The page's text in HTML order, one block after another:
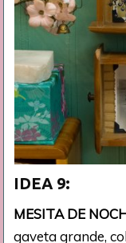
IDEA 9:
MESITA DE
gaveta grande,